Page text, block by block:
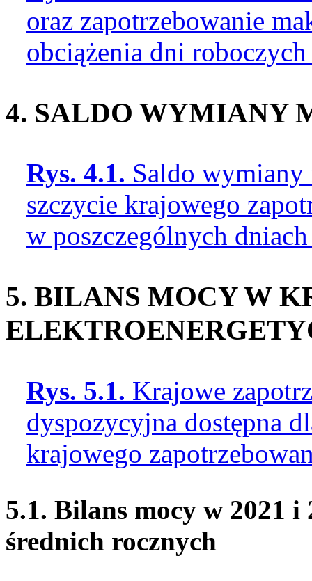
oraz zapotrzebowanie
obciążenia dni
4. SALDO WYMIANY
Rys. 4.1. Saldo wymiany
szczycie krajowego
w poszczególnych
5. BILANS MOCY W
Rys. 5.1. Krajowe
dyspozycyjna dostępna
krajowego
5.1. Bilans mocy w 2021
średnich rocznych